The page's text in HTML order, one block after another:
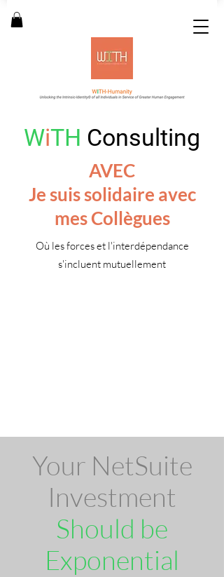
WiTH Consulting
AVEC
Je suis solidaire avec
mes Collègues
Où les forces et l'interdépendance
s'incluent mutuellement
Your NetSuite
Investment
Should be
Exponential